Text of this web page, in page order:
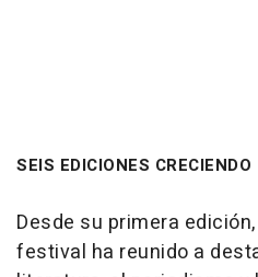
SEIS EDICIONES CRECIENDO
Desde su primera
festival ha reunido a